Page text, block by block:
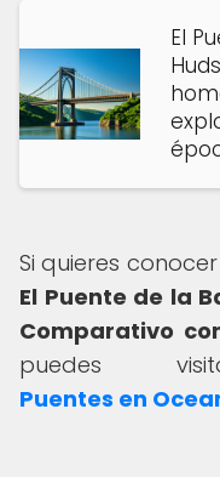
El
Si quieres
El Puente de la
Comparativo
puedes
Puentes en